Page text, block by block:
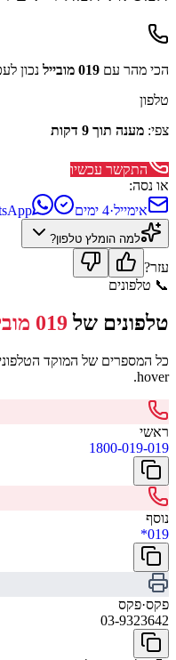
הכי מהר עם 019 מובייל
נכון
טלפון
צפי: מענה תוך 9 דקות
התקשר עכשיו
או נסה:
אימייל·4 ימים
למה הומלץ טלפון?
עזר?
📞 טלפונים
טלפונים של 019 מובייל
כל המספרים של המוקד
hover.
ראשי
1800-019-019
נוסף
*019
פקס·פקס
03-9323642